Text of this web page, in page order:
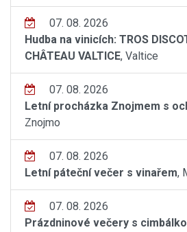
07. 08. 2026
Hudba na vinicích: TROS
CHÂTEAU VALTICE, Valtice
07. 08. 2026
Letní procházka Znojmem s
Znojmo
07. 08. 2026
Letní páteční večer s vinařem,
07. 08. 2026
Prázdninové večery s